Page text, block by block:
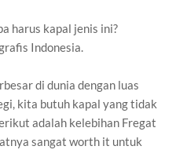
harus kapal jenis ini?
Indonesia.
di dunia dengan luas
kita butuh kapal yang tidak
adalah kelebihan Fregat
sangat worth it untuk